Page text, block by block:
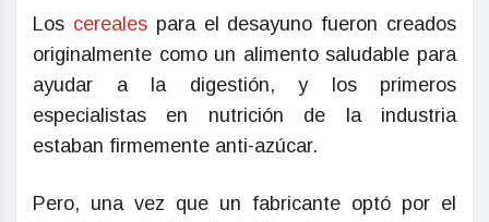
Los cereales para el desayuno fueron creados
originalmente como un alimento saludable para
ayudar a la digestión, y los primeros
especialistas en nutrición de la industria
estaban firmemente anti-azúcar.
Pero, una vez que un fabricante optó por el